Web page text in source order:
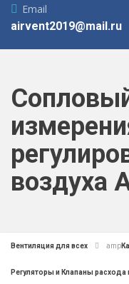
Email
airvent2019@mail.ru
воздуха
Вентиляция для всех amp
Регуляторы и Клапаны расхода